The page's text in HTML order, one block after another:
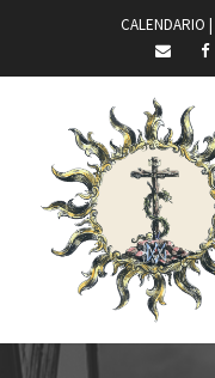
CALENDARIO |